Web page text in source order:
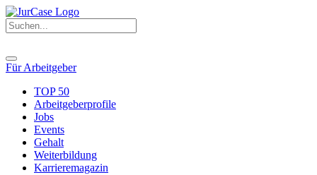
Für Arbeitgeber
TOP 50
Arbeitgeberprofile
Jobs
Events
Gehalt
Weiterbildung
Karrieremagazin